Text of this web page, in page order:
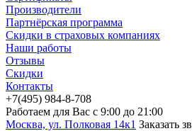
Производители
Партнёрская программа
Скидки в страховых компаниях
Наши работы
Отзывы
Скидки
Контакты
+7(495) 984-8-708
Работаем для Вас с 9:00 до 21:00
Москва, ул. Полковая 14к1 Заказать